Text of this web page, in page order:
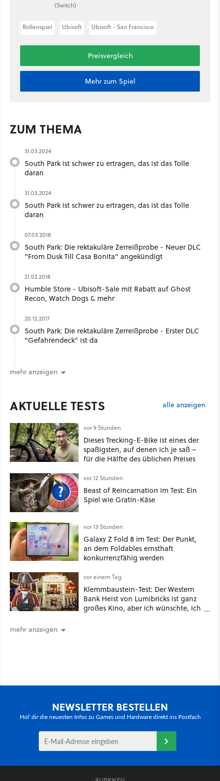
(Switch)
Rollenspiel Ubisoft Ubisoft - San Francisco
Preisvergleich
Mehr zum Spiel
ZUM THEMA
31.03.2024
South Park ist schwer zu ertragen, das ist das Tolle
daran
31.03.2024
South Park ist schwer zu ertragen, das ist das Tolle
daran
07.03.2018
South Park: Die rektakuläre Zerreißprobe - Neuer DLC
"From Dusk Till Casa Bonita" angekündigt
21.02.2018
Humble Store - Ubisoft-Sale mit Rabatt auf Ghost
Recon, Watch Dogs & mehr
20.12.2017
South Park: Die rektakuläre Zerreißprobe - Erster DLC
"Gefahrendeck" ist da
mehr anzeigen
AKTUELLE TESTS alle anzeigen
vor 9 Stunden
Dieses Trecking-E-Bike ist eines der
spaßigsten, auf denen ich je saß –
für die Hälfte des üblichen Preises
vor 12 Stunden
Beast of Reincarnation im Test: Ein
Spiel wie Gratin-Käse
vor 13 Stunden
Galaxy Z Fold 8 im Test: Der Punkt,
an dem Foldables ernsthaft
konkurrenzfähig werden
vor einem Tag
Klemmbaustein-Test: Der Western
Bank Heist von Lumibricks ist ganz
großes Kino, aber ich wünschte, ich
mehr anzeigen
NEWSLETTER BESTELLEN
Hol' dir die neuesten Infos zu Games und Hardware direkt ins Postfach